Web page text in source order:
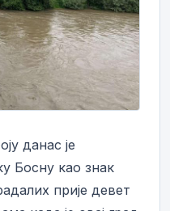
данас је
Босну као знак
прије девет